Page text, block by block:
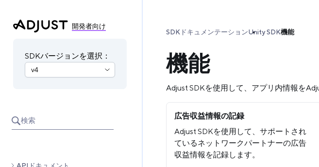
開発者向け
SDKバージョンを選択：
検索
SDKドキュメンテーションUnity SDK機能
機能
Adjust SDKを使用して、アプリ内情報を
広告収益情報の記録
Adjust SDKを使用して、サポートされ
ているネットワークパートナーの広告
収益情報を記録します。